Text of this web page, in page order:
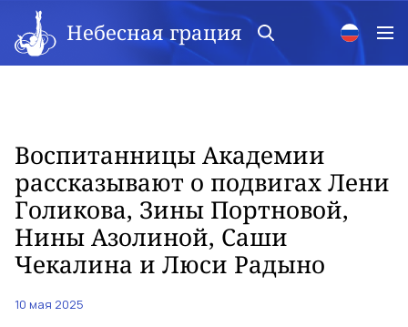
Небесная грация
Воспитанницы Академии
рассказывают о подвигах Лени
Голикова, Зины Портновой,
Нины Азолиной, Саши
Чекалина и Люси Радыно
10 мая 2025